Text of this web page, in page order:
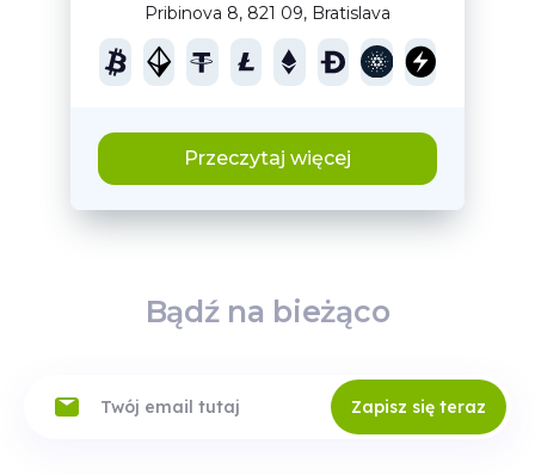
Pribinova 8, 821 09, Bratislava
Przeczytaj więcej
Bądź na bieżąco
Zapisz się teraz